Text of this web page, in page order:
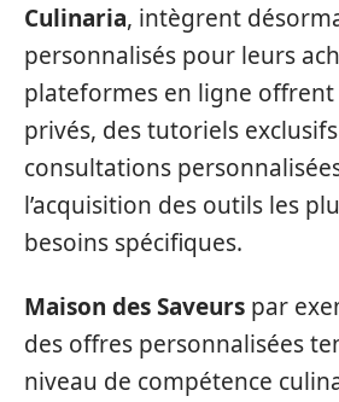
Culinaria, intègrent
personnalisés pour leurs
plateformes en ligne offrent
privés, des tutoriels
consultations
l’acquisition des outils les
besoins spécifiques.
Maison des Saveurs par
des offres personnalisées
niveau de compétence